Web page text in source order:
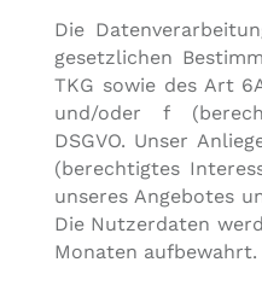
Die
gesetzlichen
TKG sowie des Art
und/oder f
DSGVO. Unser
(berechtigtes
unseres Angebotes
Die Nutzerdaten
Monaten aufbewahrt.